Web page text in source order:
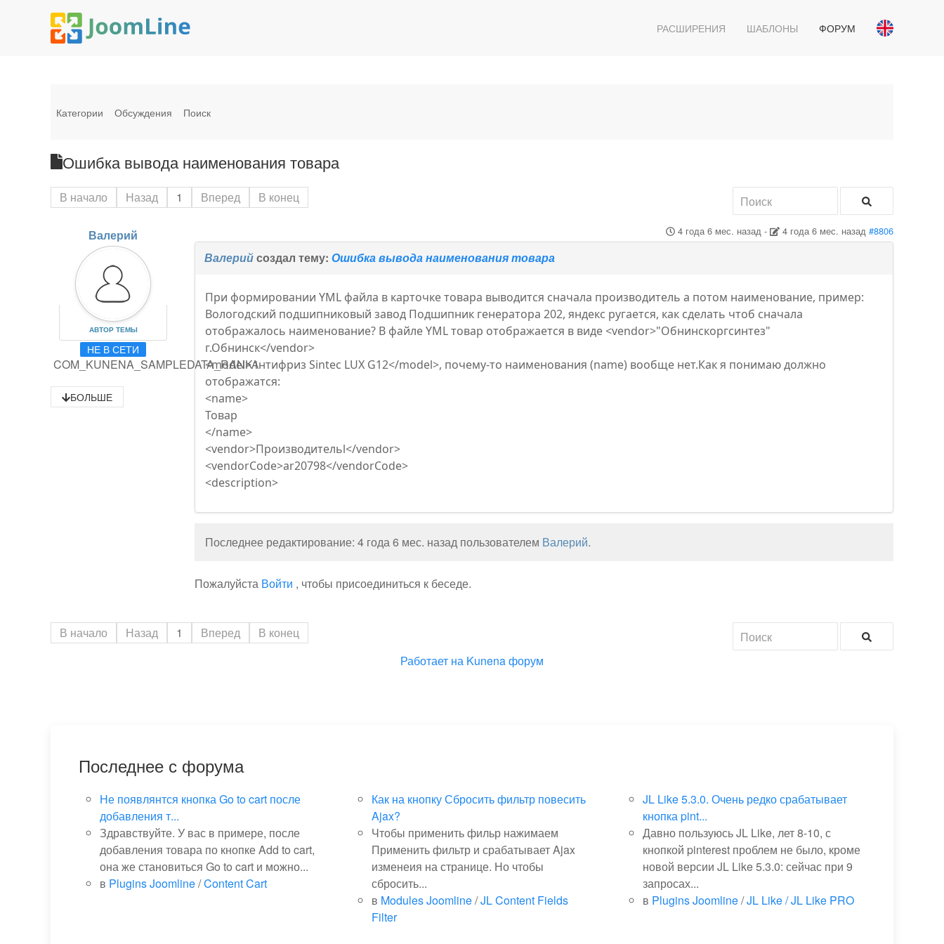
РАСШИРЕНИЯ ШАБЛОНЫ ФОРУМ
Категории Обсуждения Поиск
Ошибка вывода наименования товара
В начало Назад 1 Вперед В конец
Валерий
АВТОР ТЕМЫ
НЕ В СЕТИ
COM_KUNENA_SAMPLEDATA_RANK1
БОЛЬШЕ
4 года 6 мес. назад- 4 года 6 мес. назад #8806
Валерийсоздал тему:Ошибка вывода наименования товара
При формировании YML файла в карточке товара выводится сначала производитель а потом наименование, пример:
Вологодский подшипниковый завод Подшипник генератора 202, яндекс ругается, как сделать чтоб сначала
отображалось наименование? В файле YML товар отображается в виде <vendor>"Обнинскоргсинтез"
г.Обнинск</vendor>
<model>Антифриз Sintec LUX G12</model>, почему-то наименования (name) вообще нет.Как я понимаю должно
отображатся:
<name>
Товар
</name>
<vendor>Производительl</vendor>
<vendorCode>ar20798</vendorCode>
<description>
Последнее редактирование: 4 года 6 мес. назад пользователем Валерий.
Пожалуйста Войти , чтобы присоединиться к беседе.
В начало Назад 1 Вперед
В конец
Работает на Kunena форум
Последнее с форума
Не появлянтся кнопка Go to cart после
добавления т...
Здравствуйте. У вас в примере, после
добавления товара по кнопке Add to cart,
она же становиться Go to cart и можно...
в Plugins Joomline/Content Cart
Как на кнопку Сбросить фильтр повесить
Ajax?
Чтобы применить фильр нажимаем
Применить фильтр и срабатывает Ajax
изменеия на странице. Но чтобы
сбросить...
в Modules Joomline/JL Content Fields
Filter
JL Like 5.3.0. Очень редко срабатывает
кнопка pint...
Давно пользуюсь JL Like, лет 8-10, с
кнопкой pinterest проблем не было, кроме
новой версии JL Like 5.3.0: сейчас при 9
запросах...
в Plugins Joomline/JL Like / JL Like PRO